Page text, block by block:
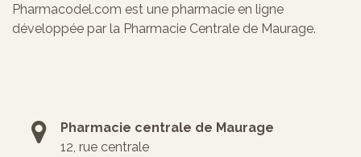
Pharmacodel.com est une pharmacie en ligne
développée par la Pharmacie Centrale de Maurage.
Pharmacie centrale de Maurage
12, rue centrale